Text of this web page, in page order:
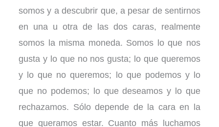
somos y a descubrir que, a pesar de sentirnos
en una u otra de las dos caras, realmente
somos la misma moneda. Somos lo que nos
gusta y lo que no nos gusta; lo que queremos
y lo que no queremos; lo que podemos y lo
que no podemos; lo que deseamos y lo que
rechazamos. Sólo depende de la cara en la
que queramos estar. Cuanto más luchamos